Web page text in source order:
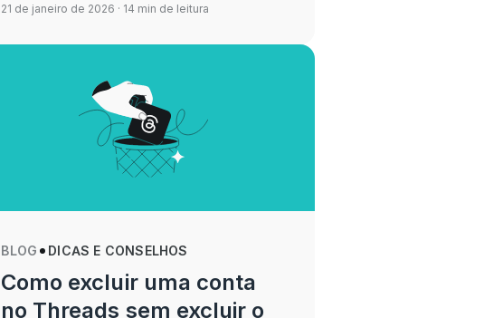
21 de janeiro de 2026 · 14 min de leitura
BLOG DICAS E CONSELHOS
Como excluir uma conta
no Threads sem excluir o